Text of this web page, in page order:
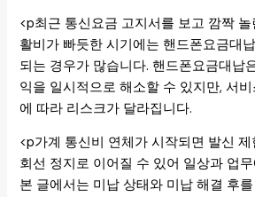
<p최근 통신요금 고지서를 보고 깜짝
활비가 빠듯한 시기에는 핸드폰요금대
되는 경우가 많습니다. 핸드폰요금대납
익을 일시적으로 해소할 수 있지만, 서
에 따라 리스크가 달라집니다.
<p가계 통신비 연체가 시작되면 발신 제
회선 정지로 이어질 수 있어 일상과 업
본 글에서는 미납 상태와 미납 해결 후